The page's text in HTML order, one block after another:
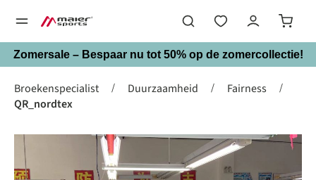
Zomersale – Bespaar nu tot 50% op de zomercollectie!
Broekenspecialist / Duurzaamheid / Fairness /
QR_nordtex